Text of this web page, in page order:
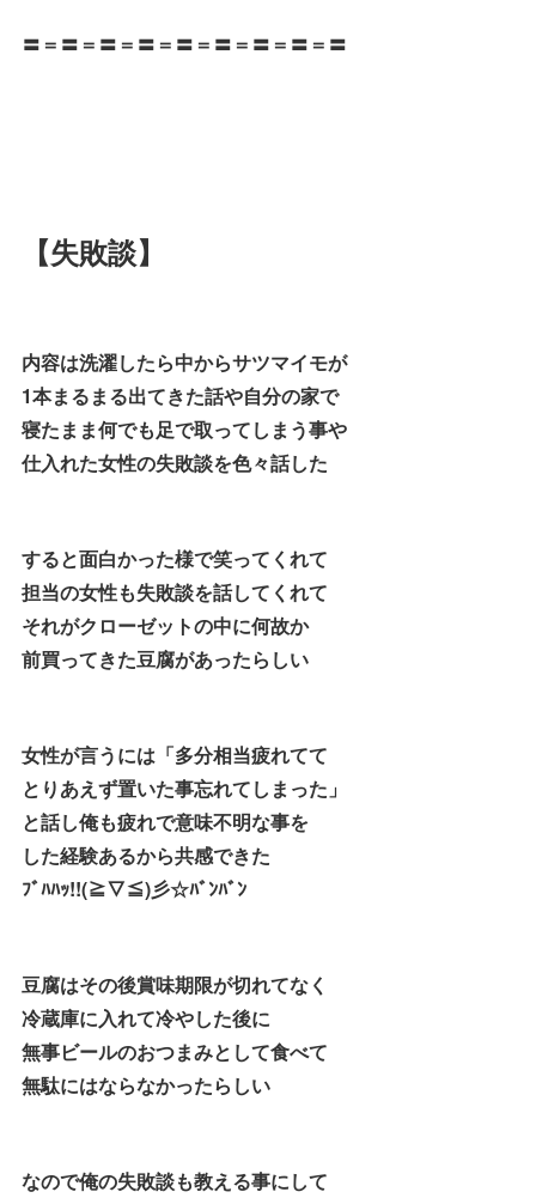
〓＝〓＝〓＝〓＝〓＝〓＝〓＝〓＝〓
【失敗談】
内容は洗濯したら中からサツマイモが
1本まるまる出てきた話や自分の家で
寝たまま何でも足で取ってしまう事や
仕入れた女性の失敗談を色々話した
すると面白かった様で笑ってくれて
担当の女性も失敗談を話してくれて
それがクローゼットの中に何故か
前買ってきた豆腐があったらしい
女性が言うには「多分相当疲れてて
とりあえず置いた事忘れてしまった」
と話し俺も疲れで意味不明な事を
した経験あるから共感できた
ﾌﾞﾊﾊｯ!!(≧▽≦)彡☆ﾊﾞﾝﾊﾞﾝ
豆腐はその後賞味期限が切れてなく
冷蔵庫に入れて冷やした後に
無事ビールのおつまみとして食べて
無駄にはならなかったらしい
なので俺の失敗談も教える事にして